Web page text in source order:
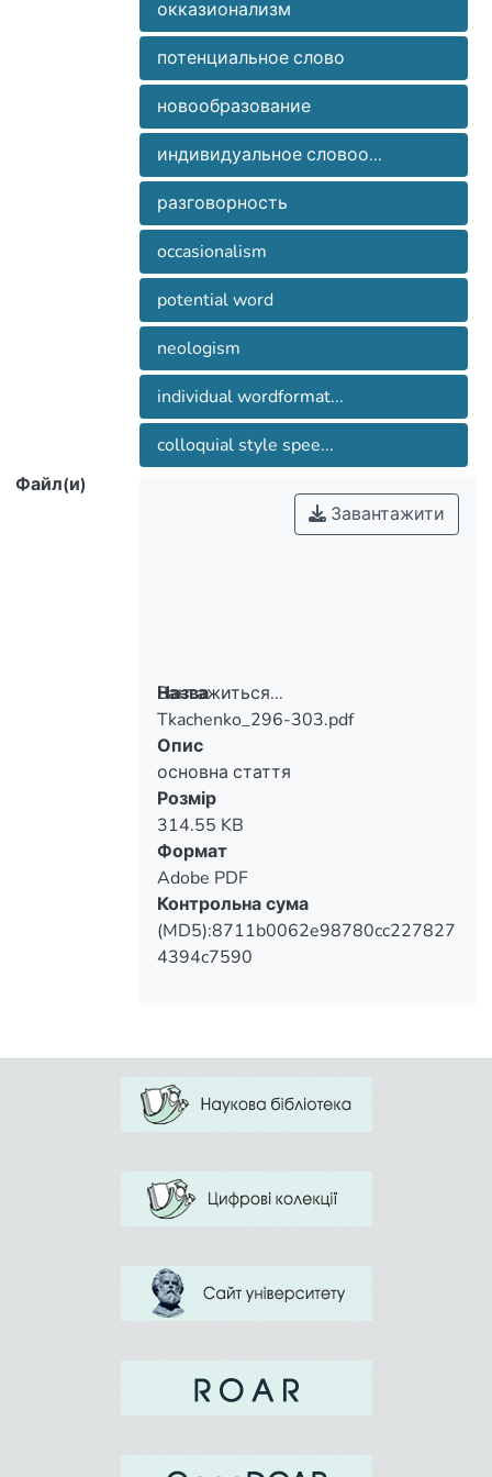
призведений писателя.
the colloquial style speech and refreshing
and enriching the image resources of the
author’s works.
окказионализм
потенциальное слово
новообразование
индивидуальное словоо...
разговорность
occasionalism
potential word
neologism
individual wordformat...
colloquial style spee...
Файл(и)
Вантажиться...
Вантажиться...
Завантажити
Назва
Tkachenko_296-303.pdf
Опис
основна стаття
Розмір
314.55 KB
Формат
Adobe PDF
Контрольна сума
(MD5):8711b0062e98780cc227827
4394c7590